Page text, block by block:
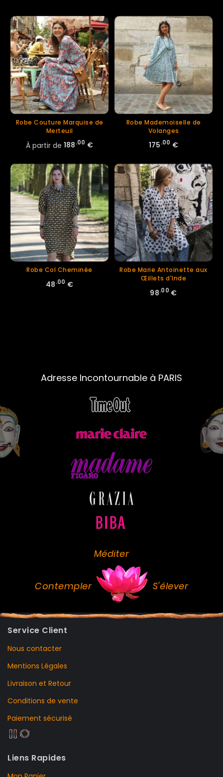
Robe Couture Marquise de
Merteuil
À partir de 188.00 €
Robe Mademoiselle de
Volanges
175.00 €
Robe Col Cheminée
48.00 €
Robe Marie Antoinette aux
Œillets d'Inde
98.00 €
Adresse Incontournable à PARIS
Méditer
Contempler S'élever
Service Client
Nous contacter
Mentions Légales
Livraison et Retour
Conditions de vente
Paiement sécurisé
Liens Rapides